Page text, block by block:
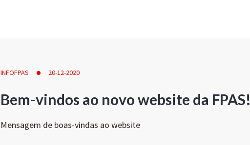
INFOFPAS 20-12-2020
Bem-vindos ao novo website da FPAS!
Mensagem de boas-vindas ao website